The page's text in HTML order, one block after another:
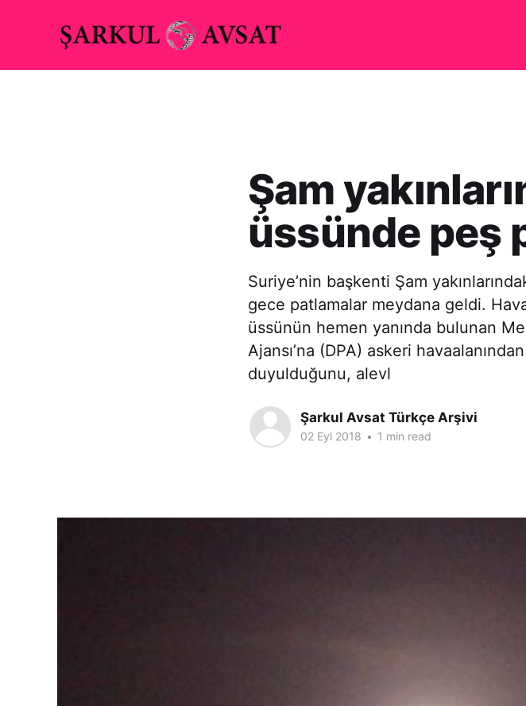
Şam
üssünde peş
Suriye’nin başkenti Şam
gece patlamalar meydana geldi.
üssünün hemen yanında bulunan
Ajansı’na (DPA) askeri
duyulduğunu, alevl
Şarkul Avsat Türkçe Arşivi
02 Eyl 2018 • 1 min read